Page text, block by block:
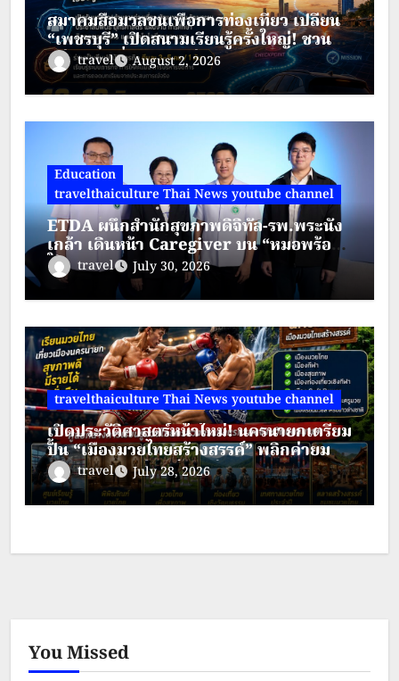
สมาคมสื่อมวลชนเพื่อการท่องเที่ยว เปลี่ยน
“เพชรบุรี” เปิดสนามเรียนรู้ครั้งใหญ่! ชวน
หน่วยงานทั่วประเทศร่วมสัมผัส Digital
Interactive Rally เปลี่ยนเมืองท่องเที่ยว
ให้กลายเป็นสนามภารกิจแห่งอนาคต
travel August 2, 2026
Education
travelthaiculture Thai News youtube channel
ETDA ผนึกสำนักสุขภาพดิจิทัล-รพ.พระนั่ง
เกล้า เดินหน้า Caregiver บน “หมอพร้อม”
ใช้ Digital ID รองรับการดูแลสุขภาพแทน
กันอย่างมั่นใจ
travel July 30, 2026
travelthaiculture Thai News youtube channel
เปิดประวัติศาสตร์หน้าใหม่! นครนายกเตรียม
ปั้น “เมืองมวยไทยสร้างสรรค์” พลิกค่ายมวย
เกียรติสาริกาสู่ศูนย์เรียนรู้ระดับนานาชาติ
ดัน Soft Power ไทยสู่เวทีโลก
travel July 28, 2026
You Missed